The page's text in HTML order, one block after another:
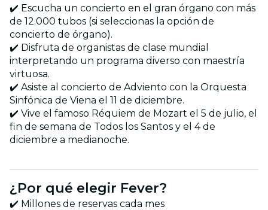
✔️ Escucha un concierto en el gran órgano con más
de 12.000 tubos (si seleccionas la opción de
concierto de órgano).
✔️ Disfruta de organistas de clase mundial
interpretando un programa diverso con maestría
virtuosa.
✔️ Asiste al concierto de Adviento con la Orquesta
Sinfónica de Viena el 11 de diciembre.
✔️ Vive el famoso Réquiem de Mozart el 5 de julio, el
fin de semana de Todos los Santos y el 4 de
diciembre a medianoche.
¿Por qué elegir Fever?
✔️ Millones de reservas cada mes